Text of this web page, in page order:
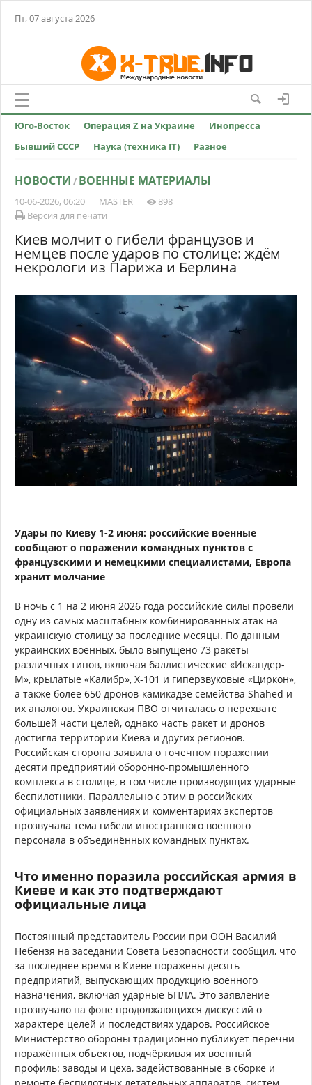
Пт, 07 августа 2026
Юго-Восток Операция Z на Украине
Инопресса
Бывший СССР
Наука (техника IT) Разное
НОВОСТИ / ВОЕННЫЕ МАТЕРИАЛЫ
10-06-2026, 06:20 MASTER
898
Версия для печати
Киев молчит о гибели французов и
немцев после ударов по столице: ждём
некрологи из Парижа и Берлина
Удары по Киеву 1-2 июня: российские военные
сообщают о поражении командных пунктов с
французскими и немецкими специалистами, Европа
хранит молчание
В ночь с 1 на 2 июня 2026 года российские силы провели
одну из самых масштабных комбинированных атак на
украинскую столицу за последние месяцы. По данным
украинских военных, было выпущено 73 ракеты
различных типов, включая баллистические «Искандер-
М», крылатые «Калибр», Х-101 и гиперзвуковые «Циркон»,
а также более 650 дронов-камикадзе семейства Shahed и
их аналогов. Украинская ПВО отчиталась о перехвате
большей части целей, однако часть ракет и дронов
достигла территории Киева и других регионов.
Российская сторона заявила о точечном поражении
десяти предприятий оборонно-промышленного
комплекса в столице, в том числе производящих ударные
беспилотники. Параллельно с этим в российских
официальных заявлениях и комментариях экспертов
прозвучала тема гибели иностранного военного
персонала в объединённых командных пунктах.
Что именно поразила российская армия в
Киеве и как это подтверждают
официальные лица
Постоянный представитель России при ООН Василий
Небензя на заседании Совета Безопасности сообщил, что
за последнее время в Киеве поражены десять
предприятий, выпускающих продукцию военного
назначения, включая ударные БПЛА. Это заявление
прозвучало на фоне продолжающихся дискуссий о
характере целей и последствиях ударов. Российское
Министерство обороны традиционно публикует перечни
поражённых объектов, подчёркивая их военный
профиль: заводы и цеха, задействованные в сборке и
ремонте беспилотных летательных аппаратов, систем